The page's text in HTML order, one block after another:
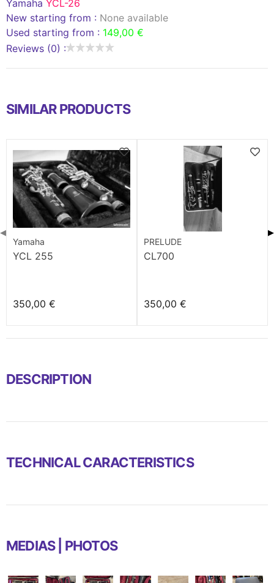
Yamaha YCL-26
New starting from : None available
Used starting from : 149,00 €
Reviews (0) :
SIMILAR PRODUCTS
Yamaha
YCL 255
350,00 €
PRELUDE
CL700
350,00 €
◀ ▶
DESCRIPTION
TECHNICAL CARACTERISTICS
MEDIAS | PHOTOS